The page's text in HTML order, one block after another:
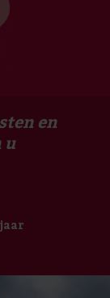
en
u